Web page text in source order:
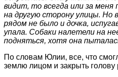
видит, то всегда или за меня
на другую сторону улицы. Но
рядом не было и дочка,
упала. Собаки налетели на
подняться, хотя она
По словам Юлии, все, что
землю лицом и закрыть голову